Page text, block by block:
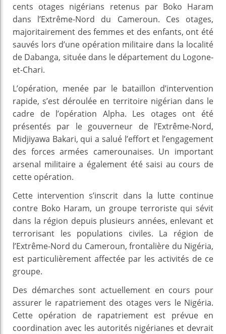
cents otages nigérians retenus par Boko Haram
dans l’Extrême-Nord du Cameroun. Ces otages,
majoritairement des femmes et des enfants, ont été
sauvés lors d’une opération militaire dans la localité
de Dabanga, située dans le département du Logone-
et-Chari.
L’opération, menée par le bataillon d’intervention
rapide, s’est déroulée en territoire nigérian dans le
cadre de l’opération Alpha. Les otages ont été
présentés par le gouverneur de l’Extrême-Nord,
Midjiyawa Bakari, qui a salué l’effort et l’engagement
des forces armées camerounaises. Un important
arsenal militaire a également été saisi au cours de
cette opération.
Cette intervention s’inscrit dans la lutte continue
contre Boko Haram, un groupe terroriste qui sévit
dans la région depuis plusieurs années, enlevant et
terrorisant les populations civiles. La région de
l’Extrême-Nord du Cameroun, frontalière du Nigéria,
est particulièrement affectée par les activités de ce
groupe.
Des démarches sont actuellement en cours pour
assurer le rapatriement des otages vers le Nigéria.
Cette opération de rapatriement est prévue en
coordination avec les autorités nigérianes et devrait